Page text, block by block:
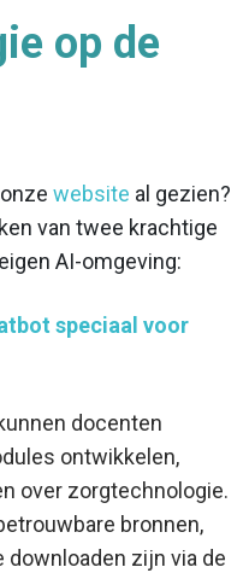
op de
website al gezien?
van twee krachtige
AI-omgeving:
speciaal voor
docenten
ontwikkelen,
over zorgtechnologie.
bronnen,
zijn via de